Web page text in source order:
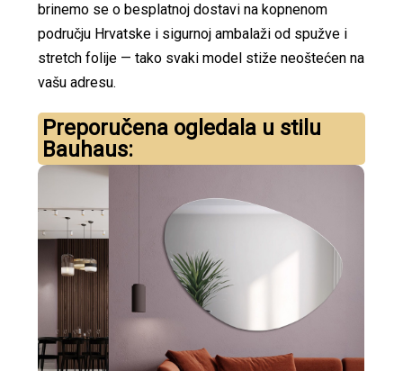
brinemo se o besplatnoj dostavi na kopnenom
području Hrvatske i sigurnoj ambalaži od spužve i
stretch folije — tako svaki model stiže neoštećen na
vašu adresu.
Preporučena ogledala u stilu
Bauhaus: